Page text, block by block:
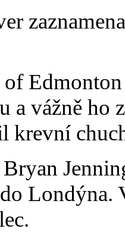
vážně ho
krevní